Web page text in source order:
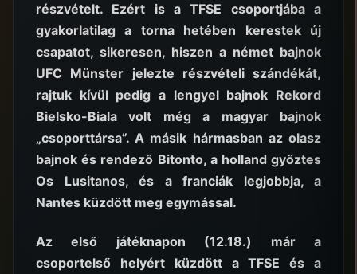
részvételt. Ezért is a TFSE csoportjába a
gyakorlatilag a torna hetében kerestek új
csapatot, sikeresen, hiszen a német bajnok
UFC Münster jelezte részvételi szándékát,
rajtuk kívül pedig a lengyel bajnok Rekord
Bielsko-Biala volt még a magyar bajnok
„csoporttársa”. A másik hármasban az olasz
bajnok és rendező Bitonto, a holland győztes
Os Lusitanos, és a franciák legjobbja, a
Nantes küzdött meg egymással.
Az első játéknapon (12.18.) már a
csoportelső helyért küzdött a TFSE és a